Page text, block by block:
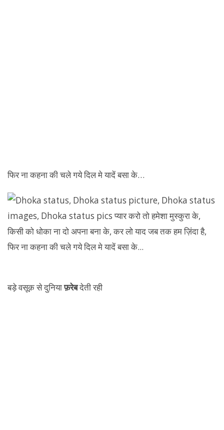
फिर ना कहना की चले गये दिल मे यादें बसा के…
बड़े वसूक़ से दुनियाफ़रेबदेती रही